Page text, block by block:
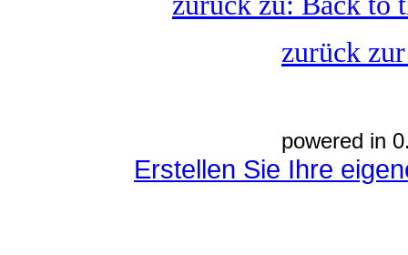
zurück
powered in
Erstellen Sie Ihre